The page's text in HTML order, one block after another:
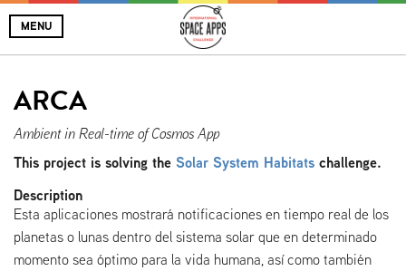
MENU
ARCA
Ambient in Real-time of Cosmos App
This project is solving the Solar System Habitats challenge.
Description
Esta aplicaciones mostrará notificaciones en tiempo real de los
planetas o lunas dentro del sistema solar que en determinado
momento sea óptimo para la vida humana, así como también